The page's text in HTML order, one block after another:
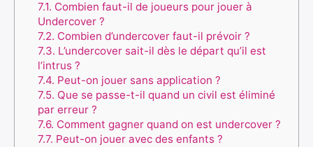
7.1. Combien faut-il de joueurs pour jouer à
Undercover ?
7.2. Combien d’undercover faut-il prévoir ?
7.3. L’undercover sait-il dès le départ qu’il est
l’intrus ?
7.4. Peut-on jouer sans application ?
7.5. Que se passe-t-il quand un civil est éliminé
par erreur ?
7.6. Comment gagner quand on est undercover ?
7.7. Peut-on jouer avec des enfants ?